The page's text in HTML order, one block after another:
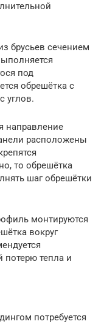
брусьев сечением
под
обрешётка с
углов.
направление
расположены
то обрешётка
шаг обрешётки
монтируются
вокруг
потерю тепла и
потребуется